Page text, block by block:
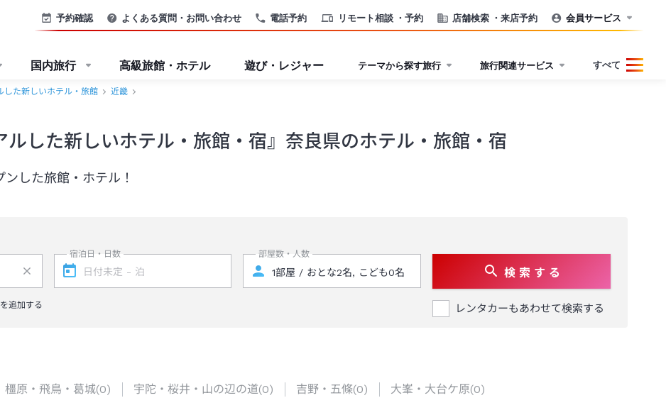
電話予約 リモート相談 ・予約 店舗検索 ・来店予約
予約確認 よくある質問・お問い合わせ 会員サービス
国内旅行 高級旅館・ホテル 遊び・レジャー テーマから探す旅行 旅行関連サービス すべて
した新しいホテル・旅館 近畿
ルした新しいホテル・旅館・宿』奈良県のホテル・旅館・宿
した旅館・ホテル！
追加する
宿泊日・日数 部屋数・人数
検 索 す る
レンタカーもあわせて検索する
橿原・飛鳥・葛城(0) 宇陀・桜井・山の辺の道(0) 吉野・五條(0) 大峯・大台ケ原(0)